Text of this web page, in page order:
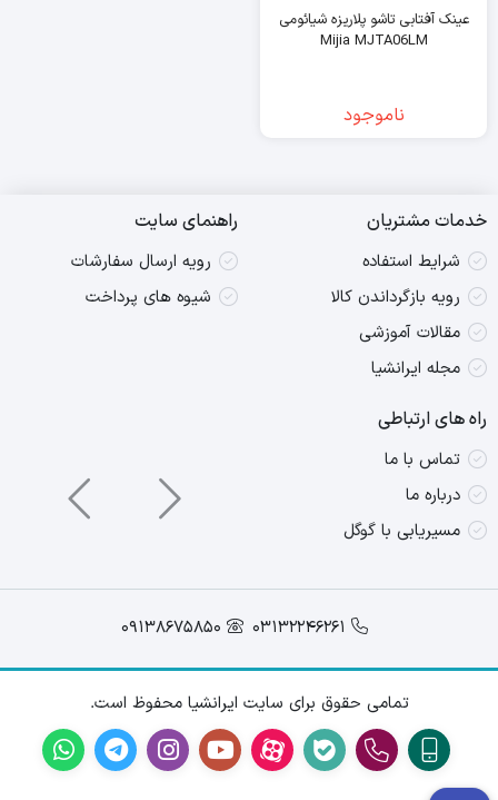
عینک آفتابی تاشو پلاریزه شیائومی
Mijia MJTA06LM
ناموجود
خدمات مشتریان
شرایط استفاده
رویه بازگرداندن کالا
مقالات آموزشی
مجله ایرانشیا
راهنمای سایت
رویه ارسال سفارشات
شیوه های پرداخت
راه های ارتباطی
تماس با ما
درباره ما
مسیریابی با گوگل
03132246261
09138675850
تمامی حقوق برای سایت ایرانشیا محفوظ است.